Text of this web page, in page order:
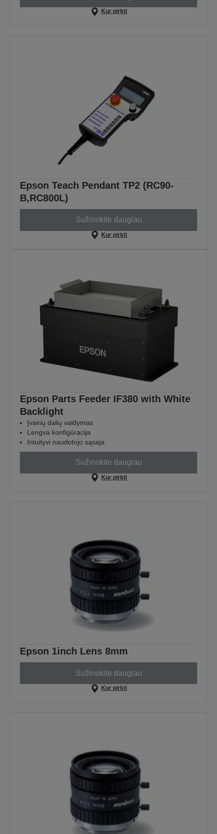
Kur pirkti
Epson Teach Pendant TP2 (RC90-
B,RC800L)
Sužinokite daugiau
Kur pirkti
Epson Parts Feeder IF380 with White
Backlight
Įvairių dalių valdymas
Lengva konfigūracija
Intuityvi naudotojo sąsaja
Sužinokite daugiau
Kur pirkti
Epson 1inch Lens 8mm
Sužinokite daugiau
Kur pirkti